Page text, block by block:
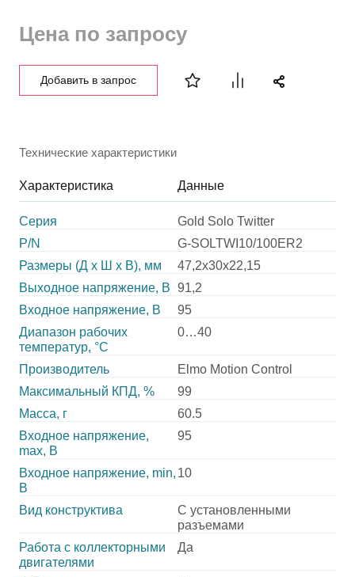
Цена по запросу
Добавить в запрос
Технические характеристики
Характеристика Данные
Серия
Gold Solo Twitter
P/N
G-SOLTWI10/100ER2
Размеры (Д х Ш х В), мм
47,2х30х22,15
Выходное напряжение, В 91,2
Входное напряжение, В
95
Диапазон рабочих
температур, °С
0…40
Производитель
Elmo Motion Control
Максимальный КПД, %
99
Масса, г
60.5
Входное напряжение,
max, В
95
Входное напряжение, min,
В
10
Вид конструктива
С установленными
разъемами
Работа с коллекторными
двигателями
Да